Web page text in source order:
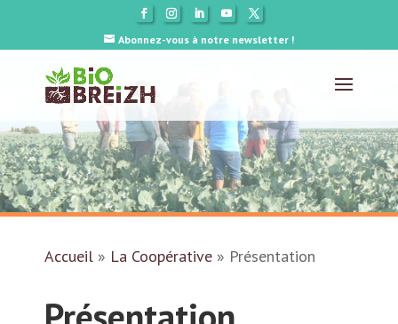
Abonnez-vous à notre newsletter !
Accueil » La Coopérative » Présentation